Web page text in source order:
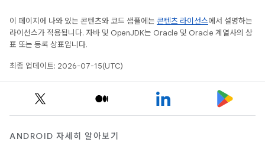
이 페이지에 나와 있는 콘텐츠와 코드 샘플에는 콘텐츠 라이선스에서 설명하는
라이선스가 적용됩니다. 자바 및 OpenJDK는 Oracle 및 Oracle 계열사의 상
표 또는 등록 상표입니다.
최종 업데이트: 2026-07-15(UTC)
ANDROID 자세히 알아보기